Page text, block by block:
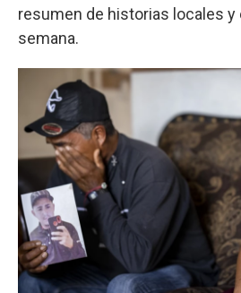
resumen de historias locales y
semana.